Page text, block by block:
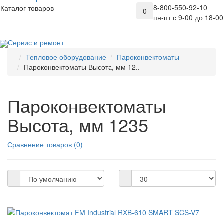
8-800-550-92-10
пн-пт с 9-00 до 18-00
0
Каталог товаров
Сервис и ремонт
Тепловое оборудование
Пароконвектоматы
Пароконвектоматы Высота, мм 12..
Пароконвектоматы
Высота, мм 1235
Сравнение товаров (0)